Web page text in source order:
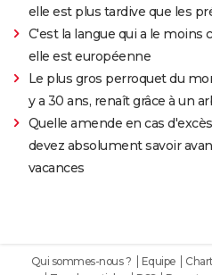
elle est plus tardive que les
C'est la langue qui a le moins
elle est européenne
Le plus gros perroquet du
y a 30 ans, renaît grâce à un
Quelle amende en cas
devez absolument savoir
vacances
Qui sommes-nous ? Equipe